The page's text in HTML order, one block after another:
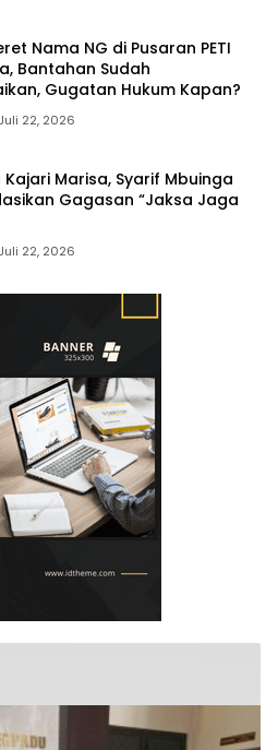
Nama NG di Pusaran PETI
Bantahan Sudah
Gugatan Hukum Kapan?
Juli 22, 2026
Kajari Marisa, Syarif Mbuinga
Gagasan “Jaksa Jaga
Juli 22, 2026